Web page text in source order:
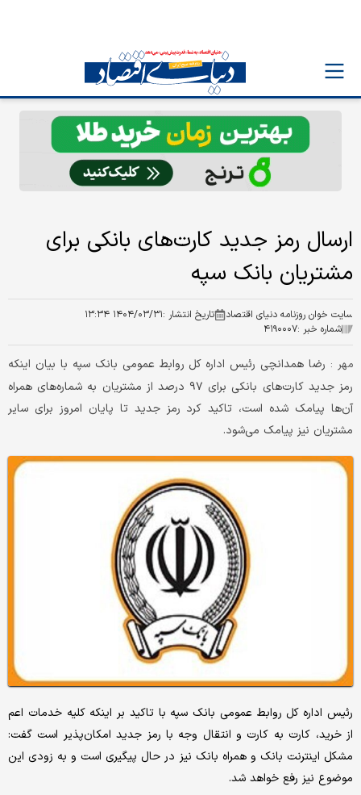
ارسال رمز جدید کارت‌های بانکی برای
مشتریان بانک سپه
سایت خوان روزنامه دنیای اقتصاد تاریخ انتشار :۱۴۰۴/۰۳/۳۱ ۱۳:۳۴
شماره خبر :۴۱۹۰۰۰۷
مهر : رضا همدانچی رئیس اداره کل روابط عمومی بانک سپه با بیان اینکه
رمز جدید کارت‌های بانکی برای ۹۷ درصد از مشتریان به شماره‌های همراه
آن‌ها پیامک شده است، تاکید کرد رمز جدید تا پایان امروز برای سایر
مشتریان نیز پیامک می‌شود.
رئیس اداره کل روابط عمومی بانک سپه با تاکید بر اینکه کلیه خدمات اعم
از خرید، کارت به کارت و انتقال وجه با رمز جدید امکان‌پذیر است گفت:
مشکل اینترنت بانک و همراه بانک نیز در حال پیگیری است و به زودی این
موضوع نیز رفع خواهد شد.